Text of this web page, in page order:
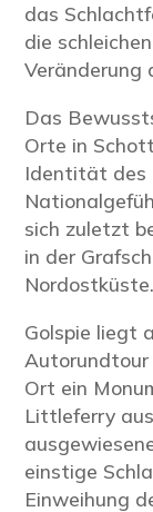
das
die
Veränderung
Das
Orte in
Identität des
sich zuletzt
in der
Nordostküste.
Golspie liegt
Ort ein
Littleferry
einstige
Einweihung